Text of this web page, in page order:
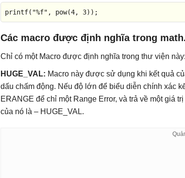
printf( "%f" , pow(4, 3));
Các macro được định nghĩa trong
Chỉ có một Macro được định nghĩa trong thư viện này:
HUGE_VAL: Macro này được sử dụng khi kết quả
dấu chấm động. Nếu độ lớn để biểu diễn chính xác
ERANGE để chỉ một Range Error, và trả về một giá
của nó là – HUGE_VAL.